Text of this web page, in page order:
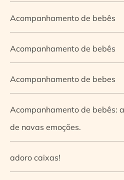
Acompanhamento de bebês
Acompanhamento de bebês
Acompanhamento de bebes
Acompanhamento de bebês:
de novas emoções.
adoro caixas!